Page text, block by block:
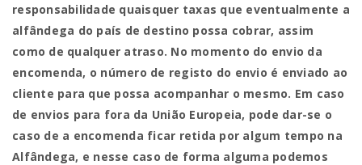
responsabilidade quaisquer taxas que eventualmente a
alfândega do país de destino possa cobrar, assim
como de qualquer atraso. No momento do envio da
encomenda, o número de registo do envio é enviado ao
cliente para que possa acompanhar o mesmo. Em caso
de envios para fora da União Europeia, pode dar-se o
caso de a encomenda ficar retida por algum tempo na
Alfândega, e nesse caso de forma alguma podemos